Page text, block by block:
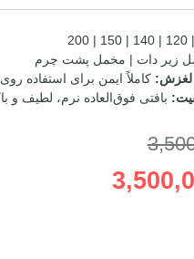
زیر دات | مخمل پشت چرم
لغزش: کاملاً ایمن برای استفاده
بافتی فوق‌العاده نرم، لطیف